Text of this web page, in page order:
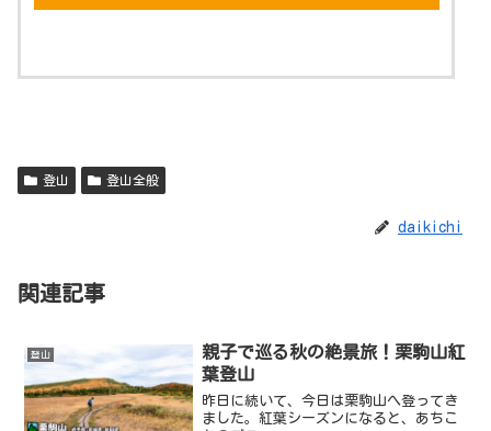
登山 登山全般
daikichi
関連記事
登山
親子で巡る秋の絶景旅！栗駒山紅
葉登山
昨日に続いて、今日は栗駒山へ登ってき
ました。紅葉シーズンになると、あちこ